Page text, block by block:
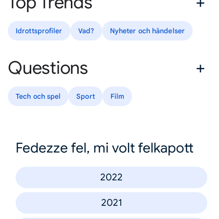
Idrottsprofiler Vad? Nyheter och händelser
Questions
Tech och spel Sport Film
Fedezze fel, mi volt felkapott
2022
2021